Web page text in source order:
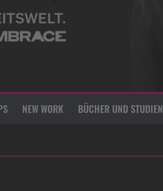
NEW WORK BÜCHER UND STUDIEN